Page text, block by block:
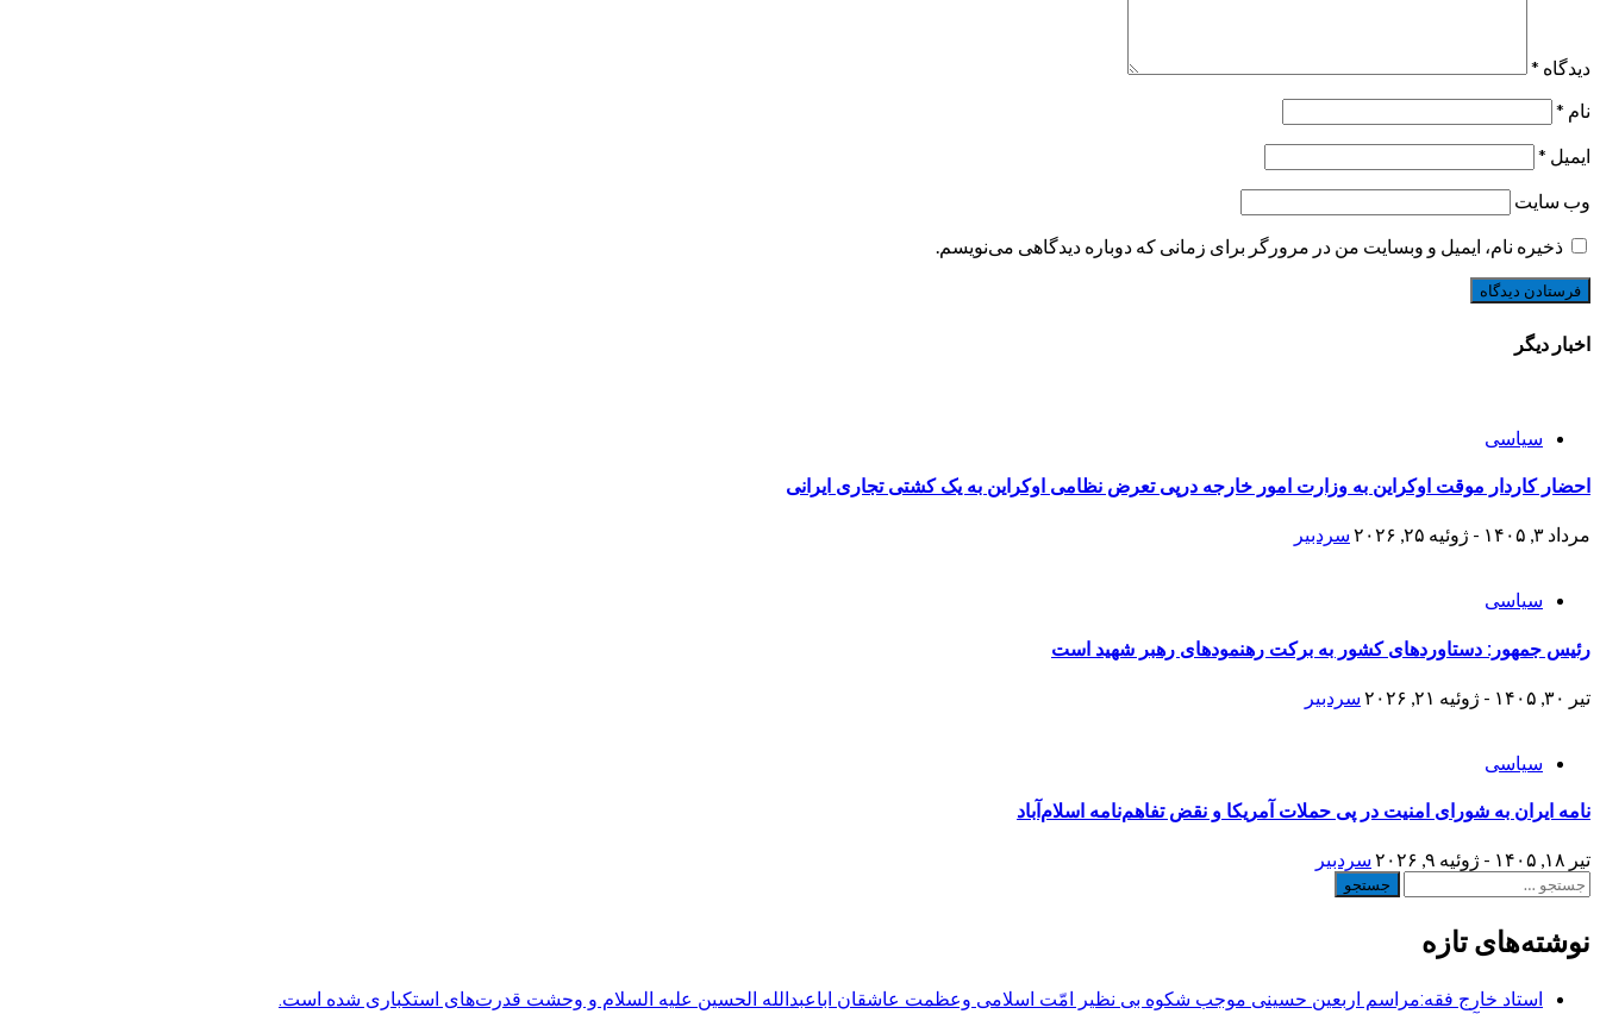
دیدگاه *
نام *
ایمیل *
وب‌ سایت
ذخیره نام، ایمیل و وبسایت من در مرورگر برای زمانی که دوباره دیدگاهی می‌نویسم.
اخبار دیگر
سیاسی
احضار کاردار موقت اوکراین به وزارت امور خارجه درپی تعرض نظامی اوکراین به یک کشتی تجاری ایرانی
مرداد ۳, ۱۴۰۵ - ژوئیه ۲۵, ۲۰۲۶ سردبیر
سیاسی
رئیس جمهور: دستاوردهای کشور به برکت رهنمودهای رهبر شهید است
تیر ۳۰, ۱۴۰۵ - ژوئیه ۲۱, ۲۰۲۶ سردبیر
سیاسی
نامه ایران به شورای امنیت در پی حملات آمریکا و نقض تفاهم‌نامه اسلام‌آباد
تیر ۱۸, ۱۴۰۵ - ژوئیه ۹, ۲۰۲۶
سردبیر
جستجو
نوشته‌های تازه
استاد خارج فقه:مراسم اربعین حسینی موجب شکوه بی نظیر امّت اسلامی وعظمت عاشقان اباعبدالله الحسین علیه السلام و وحشت قدرت‌های استکباری شده است.